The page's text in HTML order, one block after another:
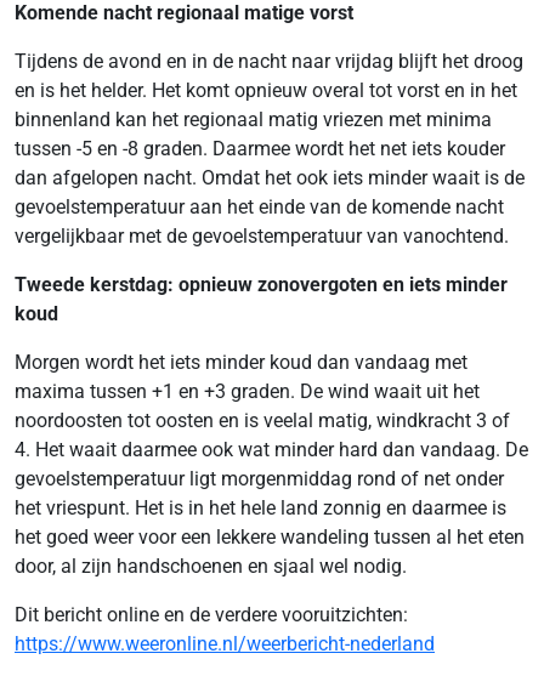
Komende nacht regionaal matige vorst
Tijdens de avond en in de nacht naar vrijdag blijft het droog
en is het helder. Het komt opnieuw overal tot vorst en in het
binnenland kan het regionaal matig vriezen met minima
tussen -5 en -8 graden. Daarmee wordt het net iets kouder
dan afgelopen nacht. Omdat het ook iets minder waait is de
gevoelstemperatuur aan het einde van de komende nacht
vergelijkbaar met de gevoelstemperatuur van vanochtend.
Tweede kerstdag: opnieuw zonovergoten en iets minder
koud
Morgen wordt het iets minder koud dan vandaag met
maxima tussen +1 en +3 graden. De wind waait uit het
noordoosten tot oosten en is veelal matig, windkracht 3 of
4. Het waait daarmee ook wat minder hard dan vandaag. De
gevoelstemperatuur ligt morgenmiddag rond of net onder
het vriespunt. Het is in het hele land zonnig en daarmee is
het goed weer voor een lekkere wandeling tussen al het eten
door, al zijn handschoenen en sjaal wel nodig.
Dit bericht online en de verdere vooruitzichten:
https://www.weeronline.nl/weerbericht-nederland